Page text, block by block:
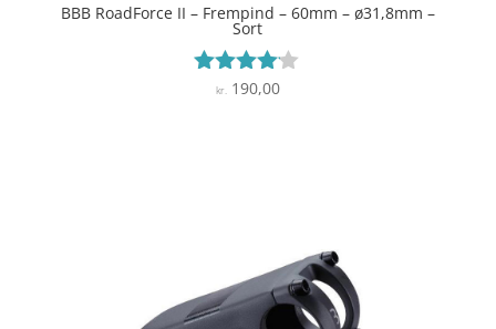
BBB RoadForce II – Frempind – 60mm – ø31,8mm –
Sort
Vurderet
kr.190,00